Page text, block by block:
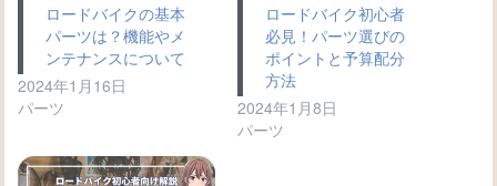
ロードバイクの基本
パーツは？機能やメ
ンテナンスについて
2024年1月16日
パーツ
ロードバイク初心者
必見！パーツ選びの
ポイントと予算配分
方法
2024年1月8日
パーツ